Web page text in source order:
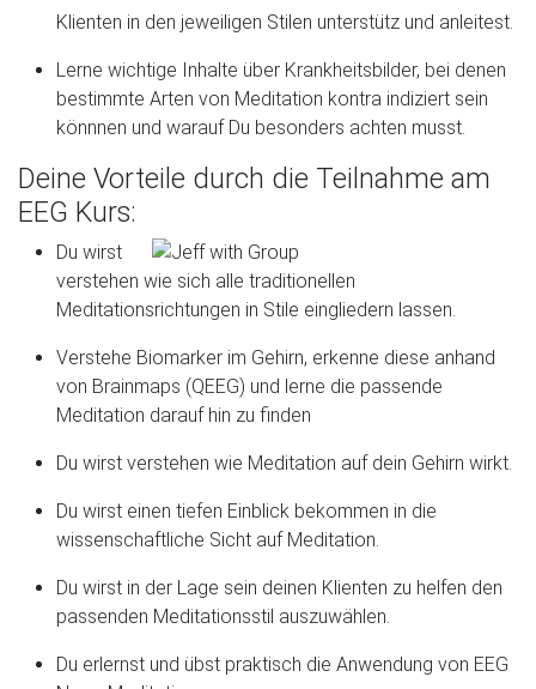
Klienten in den jeweiligen Stilen unterstütz und anleitest.
Lerne wichtige Inhalte über Krankheitsbilder, bei denen
bestimmte Arten von Meditation kontra indiziert sein
könnnen und warauf Du besonders achten musst.
Deine Vorteile durch die Teilnahme am
EEG Kurs:
Du wirst
verstehen wie sich alle traditionellen
Meditationsrichtungen in Stile eingliedern lassen.
Verstehe Biomarker im Gehirn, erkenne diese anhand
von Brainmaps (QEEG) und lerne die passende
Meditation darauf hin zu finden
Du wirst verstehen wie Meditation auf dein Gehirn wirkt.
Du wirst einen tiefen Einblick bekommen in die
wissenschaftliche Sicht auf Meditation.
Du wirst in der Lage sein deinen Klienten zu helfen den
passenden Meditationsstil auszuwählen.
Du erlernst und übst praktisch die Anwendung von EEG